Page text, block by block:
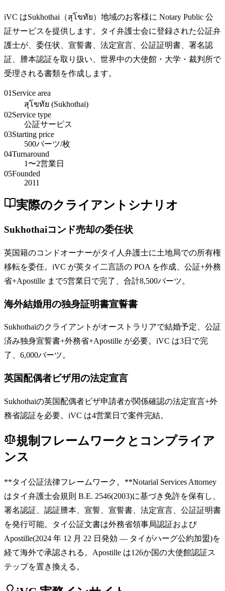
iVC はSukhothai（สุโขทัย）地域のお客様に Notary Public 公
証サービスを提供します。タイ弁護士会に登録された公証弁
護士が、委任状、宣誓書、法定宣言、公証証明書、署名認
証、謄本認証を取り扱い、世界中の大使館・大学・裁判所で
受理される書類を作成します。
01 Service area
สุโขทัย (Sukhothai)
02Service type
公証サービス
03Starting price
500バーツ/枚
04Turnaround
1〜2営業日
05Founded
2011
実際のクライアントシナリオ
Sukhothaiコンド売却の委任状
英国籍のコンドオーナーがタイ人弁護士に土地局での所有権
移転を委任。iVC が英タイ二言語の POA を作成、公証+外務
省+Apostille まで5営業日で完了、合計8,500バーツ。
海外結婚用の独身証明書宣誓書
Sukhothaiのクライアントがオーストラリアで結婚予定、公証
済み独身宣誓書+外務省+Apostille が必要。iVC は3日で完
了、6,000バーツ。
英国配偶者ビザ用の法定宣言
Sukhothaiの英国配偶者ビザ申請者が関係確認の法定宣言+外
務省認証を必要。iVC は4営業日で案件完結。
規制フレームワークとコンプライア
ンス
**タイ公証法律フレームワーク。**Notarial Services Attorney
はタイ弁護士会規則 B.E. 2546(2003)に基づき免許を保有し、
署名認証、認証謄本、宣誓、宣誓書、法定宣言、公証証明書
を発行可能。タイ公証文書は外務省領事局認証および
Apostille(2024 年 12 月 22 日発効 — タイがハーグ公約加盟)を
経て海外で承認される。Apostille は126か国の大使館認証ス
テップを置き換える。